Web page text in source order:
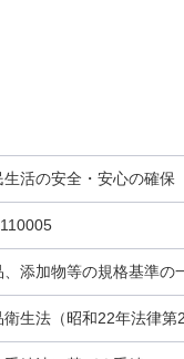
生活の安全・安心の確保
、添加物等の規格基準の
衛生法（昭和22年法律